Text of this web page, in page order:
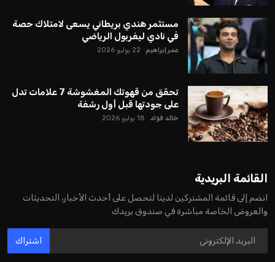
مستثمر هندي بريطاني يسعى لامتلاك حصة
في نادي ليفربول الرياضي
عمر إبراهيم 22 يوليو 2026
تحقق من قهوتك المغشوشة 7 علامات تدل
على جودتها قبل أول رشفة
خالد فؤاد 18 يوليو 2026
القائمة البريدية
انضم إلى قائمة المشتركين لدينا لتحصل على أحدث الأخبار، التحديثات
والعروض الخاصة مباشرة في صندوق بريدك
اشتراك